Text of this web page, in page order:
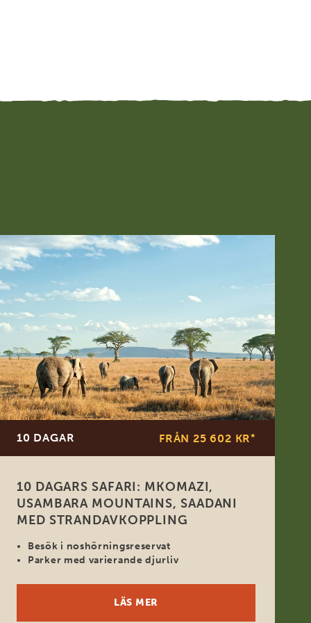
10 DAGAR FRÅN 25 602 KR*
10 DAGARS SAFARI: MKOMAZI,
USAMBARA MOUNTAINS, SAADANI
MED STRANDAVKOPPLING
Besök i noshörningsreservat
Parker med varierande djurliv
LÄS MER